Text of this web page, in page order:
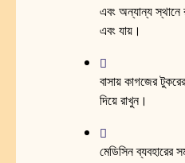
এবং অন্যান্য স্থানে
এবং যায়।
বাসায় কাগজের
দিয়ে রাখুন।
মেডিসিন ব্যবহারের